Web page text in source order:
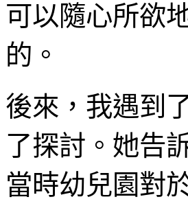
可以隨心所欲
的。
後來，我遇到
了探討。她告
當時幼兒園對